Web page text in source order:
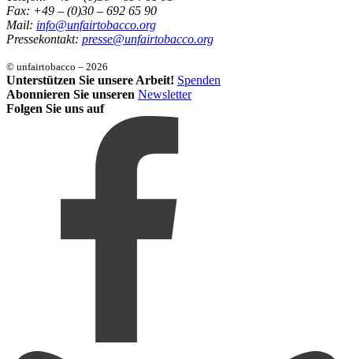
Fax: +49 – (0)30 – 692 65 90
Mail: info@unfairtobacco.org
Pressekontakt: presse@unfairtobacco.org
© unfairtobacco – 2026
Unterstützen Sie unsere Arbeit! Spenden
Abonnieren Sie unseren Newsletter
Folgen Sie uns auf